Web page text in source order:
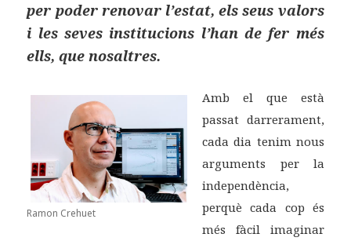
per poder renovar l’estat, els seus valors
i les seves institucions l’han de fer més
ells, que nosaltres.
Ramon Crehuet
Amb el que està
passat darrerament,
cada dia tenim nous
arguments per la
independència,
perquè cada cop és
més fàcil imaginar